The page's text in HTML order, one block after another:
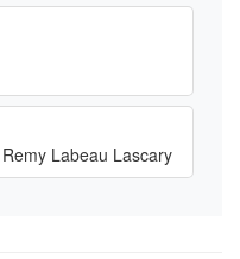
Remy Labeau Lascary